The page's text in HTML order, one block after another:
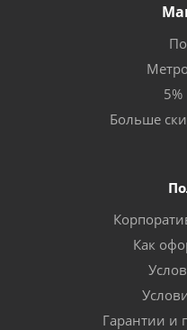
Больше
Как
Гарантии и